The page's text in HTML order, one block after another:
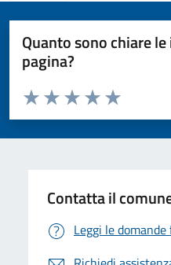
Quanto sono chiare
pagina?
Valuta da 1 a 5 stelle la pagina
Valuta 5
Valuta 4 stelle
Valuta 3 stelle su 5
Valuta 2 stelle su 5
Valuta 1 stelle su 5
Contatta il
Leggi le